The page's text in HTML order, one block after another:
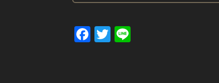
Facebook
Twitter